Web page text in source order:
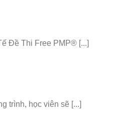
Đề Thi Free PMP® [...]
trình, học viên sẽ [...]